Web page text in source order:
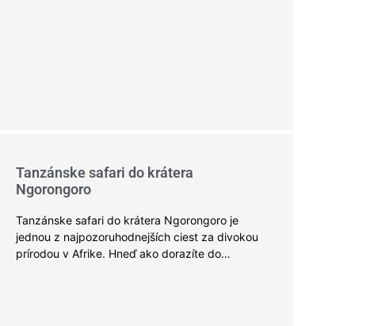
Tanzánske safari do krátera
Ngorongoro
Tanzánske safari do krátera Ngorongoro je
jednou z najpozoruhodnejších ciest za divokou
prírodou v Afrike. Hneď ako dorazíte do…